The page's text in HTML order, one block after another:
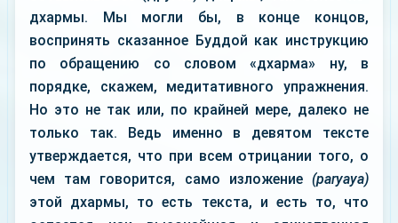
дхармы. Мы могли бы, в конце концов,
воспринять сказанное Буддой как инструкцию
по обращению со словом «дхарма» ну, в
порядке, скажем, медитативного упражнения.
Но это не так или, по крайней мере, далеко не
только так. Ведь именно в девятом тексте
утверждается, что при всем отрицании того, о
чем там говорится, само изложение (раrуaуа)
этой дхармы, то есть текста, и есть то, что